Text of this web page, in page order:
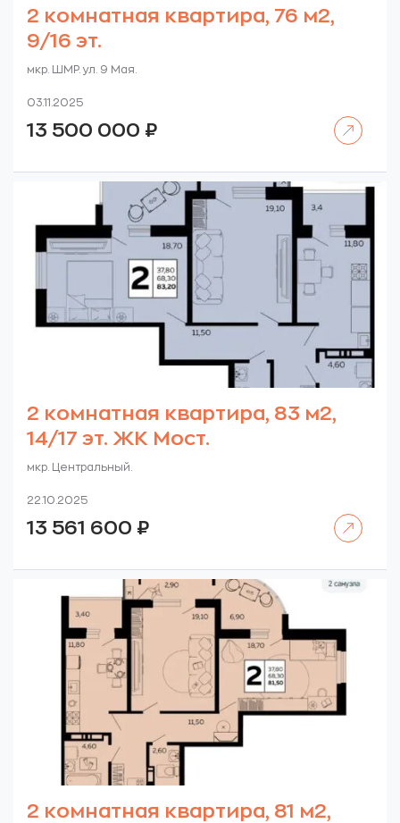
2 комнатная квартира, 76 м2,
9/16 эт.
мкр. ШМР. ул. 9 Мая.
03.11.2025
13 500 000 ₽
2 комнатная квартира, 83 м2,
14/17 эт. ЖК Мост.
мкр. Центральный.
22.10.2025
13 561 600 ₽
2 комнатная квартира, 81 м2,